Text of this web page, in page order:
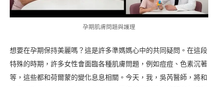
孕期肌膚問題與護理
想要在孕期保持美麗嗎？這是許多準媽媽心中的共同疑問。在這段
特殊的時期，許多女性會面臨各種肌膚問題，例如痘痘、色素沉著
等，這些都和荷爾蒙的變化息息相關。今天，我，吳芮醫師，將和